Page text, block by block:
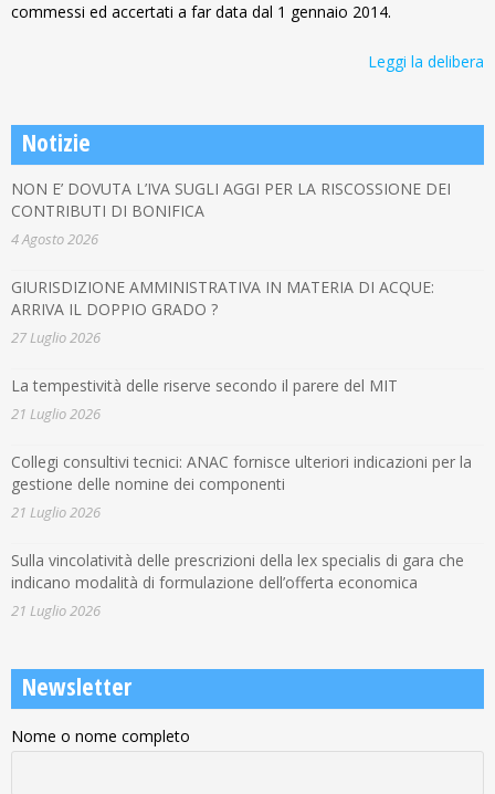
commessi ed accertati a far data dal 1 gennaio 2014.
Leggi la delibera
Notizie
NON E’ DOVUTA L’IVA SUGLI AGGI PER LA RISCOSSIONE DEI
CONTRIBUTI DI BONIFICA
4 Agosto 2026
GIURISDIZIONE AMMINISTRATIVA IN MATERIA DI ACQUE:
ARRIVA IL DOPPIO GRADO ?
27 Luglio 2026
La tempestività delle riserve secondo il parere del MIT
21 Luglio 2026
Collegi consultivi tecnici: ANAC fornisce ulteriori indicazioni per la
gestione delle nomine dei componenti
21 Luglio 2026
Sulla vincolatività delle prescrizioni della lex specialis di gara che
indicano modalità di formulazione dell’offerta economica
21 Luglio 2026
Newsletter
Nome o nome completo